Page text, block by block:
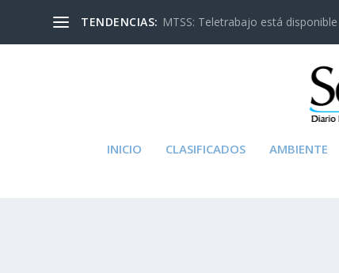
TENDENCIAS: MTSS: Teletrabajo está
INICIO CLASIFICADOS AMBIENTE